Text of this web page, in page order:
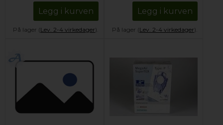
Legg i kurven
På lager (Lev. 2-4 virkedager).
Legg i kurven
På lager (Lev. 2-4 virkedager).